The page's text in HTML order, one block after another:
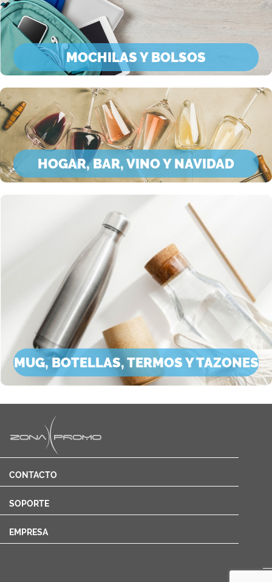
MOCHILAS Y BOLSOS
HOGAR, BAR, VINO Y NAVIDAD
MUG, BOTELLAS, TERMOS Y TAZONES
CONTACTO
SOPORTE
EMPRESA